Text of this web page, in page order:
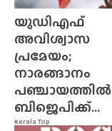
Kerala Top
യുഡിഎഫ്
അവിശ്വാസ
പ്രമേയം;
നാരങ്ങാനം
പഞ്ചായത്തിൽ
ബിജെപിക്ക്...